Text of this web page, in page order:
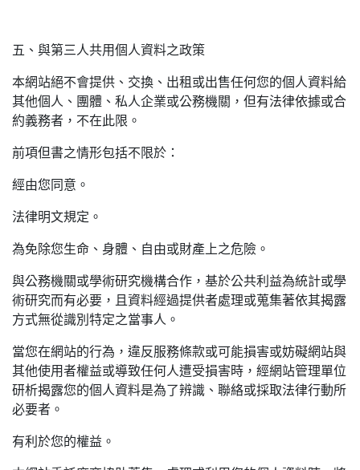
五、與第三人共用個人資料之政策
本網站絕不會提供、交換、出租或出售任何您的個人資料給
其他個人、團體、私人企業或公務機關，但有法律依據或合
約義務者，不在此限。
前項但書之情形包括不限於：
經由您同意。
法律明文規定。
為免除您生命、身體、自由或財產上之危險。
與公務機關或學術研究機構合作，基於公共利益為統計或學
術研究而有必要，且資料經過提供者處理或蒐集著依其揭露
方式無從識別特定之當事人。
當您在網站的行為，違反服務條款或可能損害或妨礙網站與
其他使用者權益或導致任何人遭受損害時，經網站管理單位
研析揭露您的個人資料是為了辨識、聯絡或採取法律行動所
必要者。
有利於您的權益。